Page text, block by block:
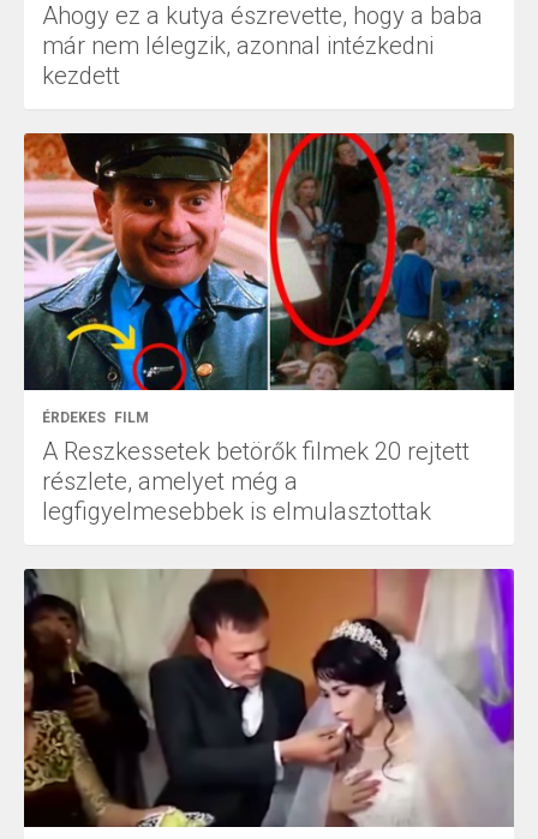
Ahogy ez a kutya észrevette, hogy a baba
már nem lélegzik, azonnal intézkedni
kezdett
ÉRDEKES FILM
A Reszkessetek betörők filmek 20 rejtett
részlete, amelyet még a
legfigyelmesebbek is elmulasztottak